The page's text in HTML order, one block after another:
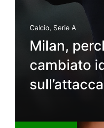
Calcio, Serie A
Milan,
cambiato